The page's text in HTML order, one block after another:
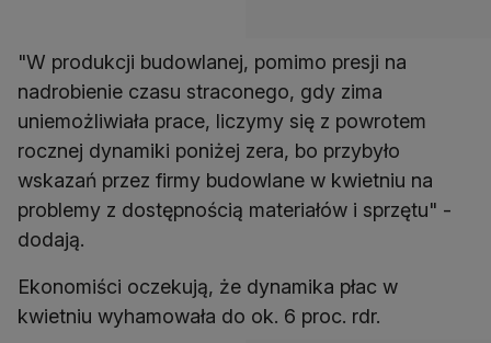
"W produkcji budowlanej, pomimo presji na
nadrobienie czasu straconego, gdy zima
uniemożliwiała prace, liczymy się z powrotem
rocznej dynamiki poniżej zera, bo przybyło
wskazań przez firmy budowlane w kwietniu na
problemy z dostępnością materiałów i sprzętu" -
dodają.
Ekonomiści oczekują, że dynamika płac w
kwietniu wyhamowała do ok. 6 proc. rdr.